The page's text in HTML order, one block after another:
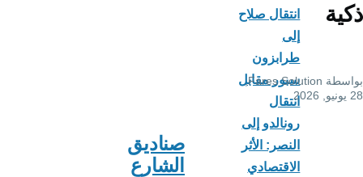
Fares Solution
,
صناديق
الشارع
انتقال صلاح
طرابزون
سبور مقابل
انتقال
رونالدو إلى
النصر: الأثر
الاقتصادي